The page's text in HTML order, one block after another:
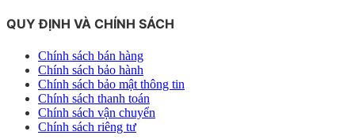
QUY ĐỊNH VÀ CHÍNH SÁCH
Chính sách bán hàng
Chính sách bảo hành
Chính sách bảo mật thông tin
Chính sách thanh toán
Chính sách vận chuyển
Chính sách riêng tư